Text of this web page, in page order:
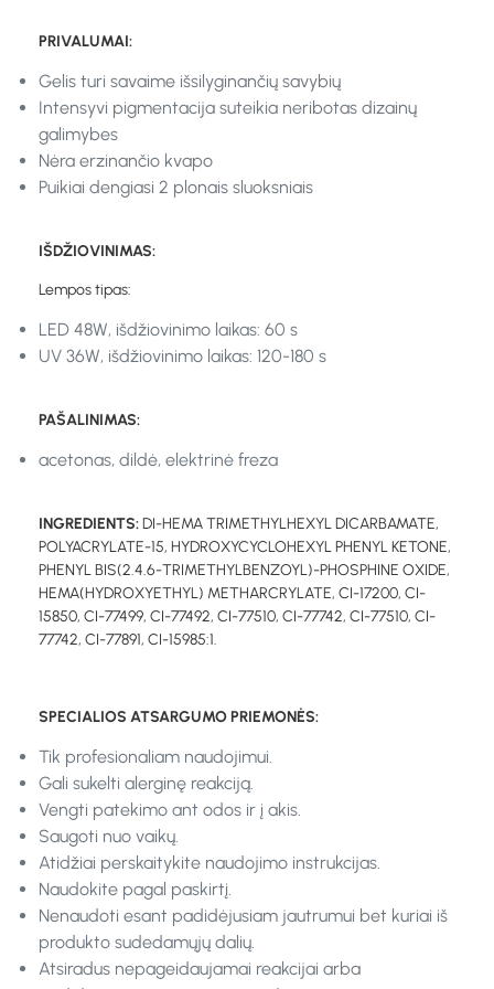
PRIVALUMAI:
Gelis turi savaime išsilyginančių savybių
Intensyvi pigmentacija suteikia neribotas dizainų
galimybes
Nėra erzinančio kvapo
Puikiai dengiasi 2 plonais sluoksniais
IŠDŽIOVINIMAS:
Lempos tipas:
LED 48W, išdžiovinimo laikas: 60 s
UV 36W, išdžiovinimo laikas: 120-180 s
PAŠALINIMAS:
acetonas, dildė, elektrinė freza
INGREDIENTS:DI-HEMA TRIMETHYLHEXYL DICARBAMATE,
POLYACRYLATE-15, HYDROXYCYCLOHEXYL PHENYL KETONE,
PHENYL BIS(2.4.6-TRIMETHYLBENZOYL)-PHOSPHINE OXIDE,
HEMA(HYDROXYETHYL) METHARCRYLATE, CI-17200, CI-
15850, CI-77499, CI-77492, CI-77510, CI-77742, CI-77510, CI-
77742, CI-77891, CI-15985:1.
SPECIALIOS ATSARGUMO PRIEMONĖS:
Tik profesionaliam naudojimui.
Gali sukelti alerginę reakciją.
Vengti patekimo ant odos ir į akis.
Saugoti nuo vaikų.
Atidžiai perskaitykite naudojimo instrukcijas.
Naudokite pagal paskirtį.
Nenaudoti esant padidėjusiam jautrumui bet kuriai iš
produkto sudedamųjų dalių.
Atsiradus nepageidaujamai reakcijai arba